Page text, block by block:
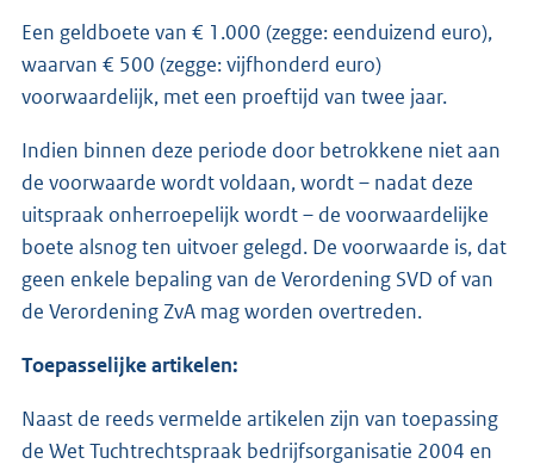
Een geldboete van € 1.000 (zegge: eenduizend euro),
waarvan € 500 (zegge: vijfhonderd euro)
voorwaardelijk, met een proeftijd van twee jaar.
Indien binnen deze periode door betrokkene niet aan
de voorwaarde wordt voldaan, wordt – nadat deze
uitspraak onherroepelijk wordt – de voorwaardelijke
boete alsnog ten uitvoer gelegd. De voorwaarde is, dat
geen enkele bepaling van de Verordening SVD of van
de Verordening ZvA mag worden overtreden.
Toepasselijke artikelen:
Naast de reeds vermelde artikelen zijn van toepassing
de Wet Tuchtrechtspraak bedrijfsorganisatie 2004 en